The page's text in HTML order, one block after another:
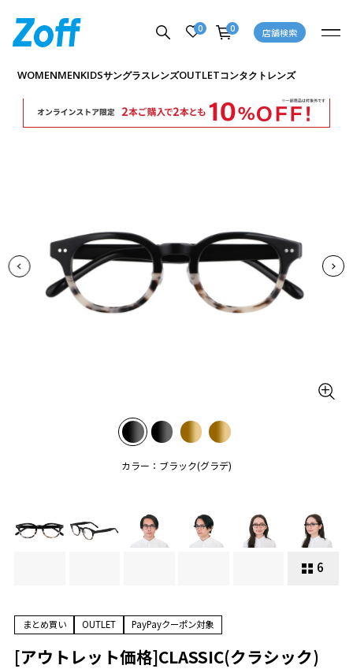
0 0 店舗検索
WOMENMENKIDSサングラスレンズOUTLETコンタクトレンズ
カラー：ブラック(グラデ)
6
商品詳細ページへ
まとめ買い OUTLET PayPayクーポン対象
[アウトレット価格]CLASSIC(クラシック)